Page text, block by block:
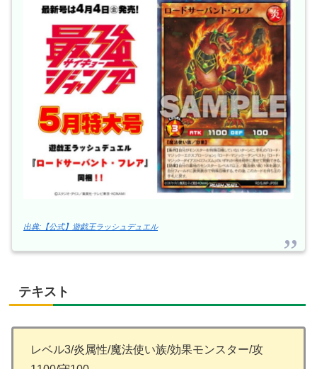
出典:【公式】遊戯王ラッシュデュエル
テキスト
レベル3/炎属性/魔法使い族/効果モンスター/攻